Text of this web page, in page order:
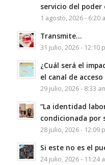
servicio del poder
1 agosto, 2026 - 6:20
Transmite…
31 julio, 2026 - 12:10
¿Cuál será el
el canal de
29 julio, 2026 - 8:33
“La identidad
condicionada por
28 julio, 2026 - 12:09
Si este no es el
24 julio, 2026 - 11:24